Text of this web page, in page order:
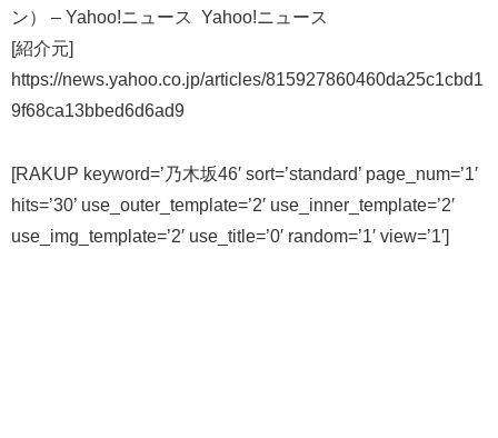
ン） – Yahoo!ニュース Yahoo!ニュース
[紹介元]
https://news.yahoo.co.jp/articles/815927860460da25c1cbd1
9f68ca13bbed6d6ad9
[RAKUP keyword=’乃木坂46′ sort=’standard’ page_num=’1′
hits=’30’ use_outer_template=’2′ use_inner_template=’2′
use_img_template=’2′ use_title=’0′ random=’1′ view=’1′]